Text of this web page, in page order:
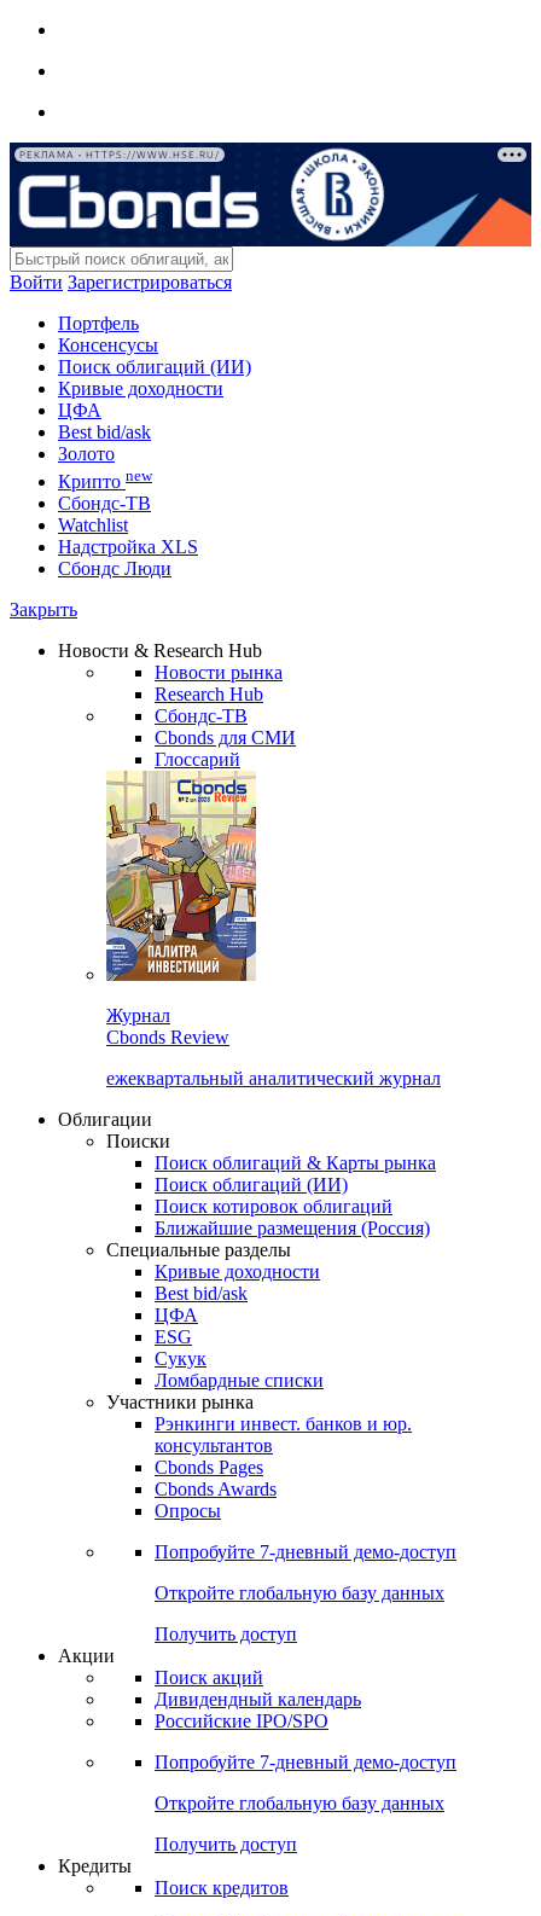
РЕКЛАМА • HTTPS://WWW.HSE.RU/
Войти Зарегистрироваться
Портфель
Консенсусы
Поиск облигаций (ИИ)
Кривые доходности
ЦФА
Best bid/ask
Золото
Крипто new
Сбондс-ТВ
Watchlist
Надстройка XLS
Сбондс Люди
Закрыть
Новости & Research Hub
Новости рынка
Research Hub
Сбондс-ТВ
Cbonds для СМИ
Глоссарий
Журнал
Cbonds Review
ежеквартальный аналитический журнал
Облигации
Поиски
Поиск облигаций & Карты рынка
Поиск облигаций (ИИ)
Поиск котировок облигаций
Ближайшие размещения (Россия)
Специальные разделы
Кривые доходности
Best bid/ask
ЦФА
ESG
Сукук
Ломбардные списки
Участники рынка
Рэнкинги инвест. банков и юр.
консультантов
Cbonds Pages
Cbonds Awards
Опросы
Попробуйте 7-дневный демо-доступ
Откройте глобальную базу данных
Получить доступ
Акции
Поиск акций
Дивидендный календарь
Российские IPO/SPO
Попробуйте 7-дневный демо-доступ
Откройте глобальную базу данных
Получить доступ
Кредиты
Поиск кредитов